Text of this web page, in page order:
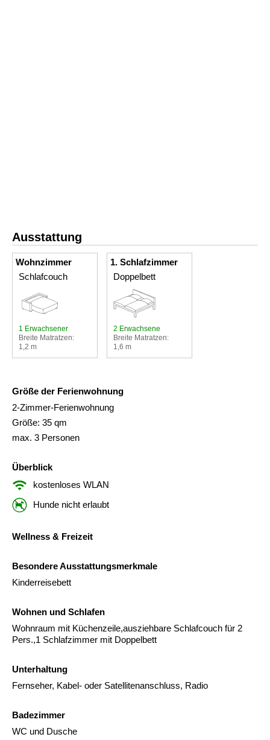
Ausstattung
Wohnzimmer
Schlafcouch
1 Erwachsener
Breite Matratzen:
1,2 m
1. Schlafzimmer
Doppelbett
2 Erwachsene
Breite Matratzen:
1,6 m
Größe der Ferienwohnung
2-Zimmer-Ferienwohnung
Größe: 35 qm
max. 3 Personen
Überblick
kostenloses WLAN
Hunde nicht erlaubt
Wellness & Freizeit
Besondere Ausstattungsmerkmale
Kinderreisebett
Wohnen und Schlafen
Wohnraum mit Küchenzeile,ausziehbare Schlafcouch für 2
Pers.,1 Schlafzimmer mit Doppelbett
Unterhaltung
Fernseher, Kabel- oder Satellitenanschluss, Radio
Badezimmer
WC und Dusche